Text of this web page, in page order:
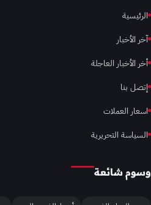
الرئيسية
آخر الأخبار
أخر الأخبار العاجلة
إتصل بنا
اسعار العملات
السياسة التحريرية
وسوم شائعة